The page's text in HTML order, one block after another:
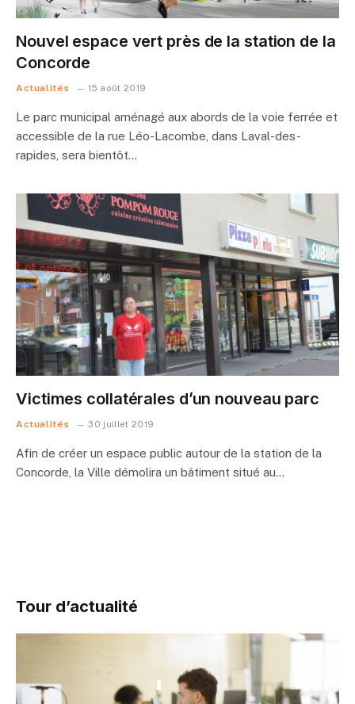
Nouvel espace vert près de la station de la
Concorde
Actualités 15 août 2019
Le parc municipal aménagé aux abords de la voie ferrée et
accessible de la rue Léo-Lacombe, dans Laval-des-
rapides, sera bientôt…
Victimes collatérales d’un nouveau parc
Actualités 30 juillet 2019
Afin de créer un espace public autour de la station de la
Concorde, la Ville démolira un bâtiment situé au…
Tour d’actualité